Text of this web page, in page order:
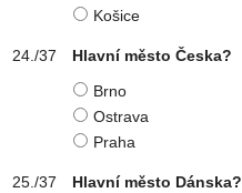
Košice
Hlavní město Česka?
Brno
Ostrava
Praha
Hlavní město Dánska?